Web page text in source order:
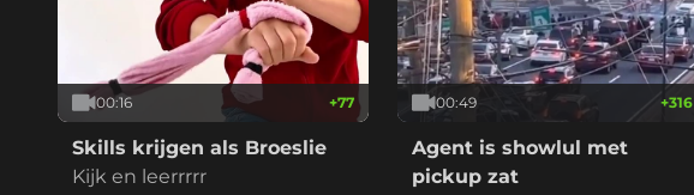
00:16 +77
Skills krijgen als Broeslie
Kijk en leerrrrr
00:49 +316
Agent is showlul met
pickup zat